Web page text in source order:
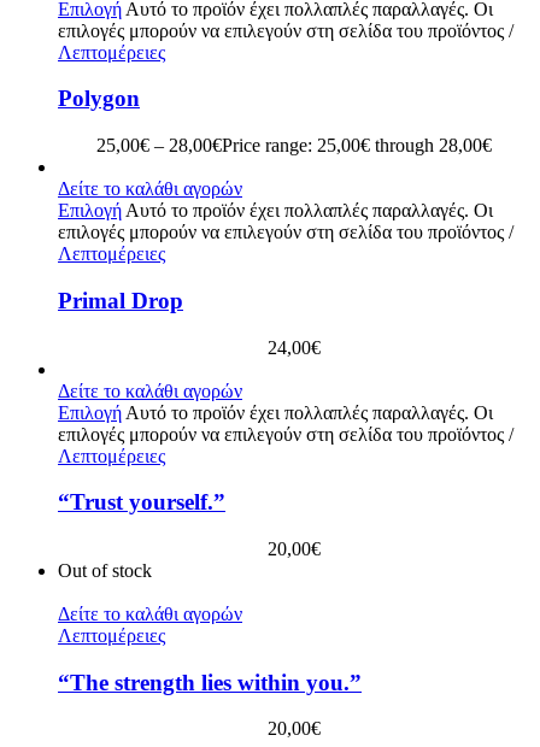
Επιλογή Αυτό το προϊόν έχει πολλαπλές παραλλαγές. Οι
επιλογές μπορούν να επιλεγούν στη σελίδα του προϊόντος /
Λεπτομέρειες
Polygon
25,00€ – 28,00€Price range: 25,00€ through 28,00€
Δείτε το καλάθι αγορών
Επιλογή Αυτό το προϊόν έχει πολλαπλές παραλλαγές. Οι
επιλογές μπορούν να επιλεγούν στη σελίδα του προϊόντος /
Λεπτομέρειες
Primal Drop
24,00€
Δείτε το καλάθι αγορών
Επιλογή Αυτό το προϊόν έχει πολλαπλές παραλλαγές. Οι
επιλογές μπορούν να επιλεγούν στη σελίδα του προϊόντος /
Λεπτομέρειες
“Trust yourself.”
20,00€
Out of stock
Δείτε το καλάθι αγορών
Λεπτομέρειες
“The strength lies within you.”
20,00€